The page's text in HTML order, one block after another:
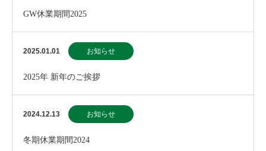
GW休業期間2025
2025.01.01 お知らせ
2025年 新年のご挨拶
2024.12.13 お知らせ
冬期休業期間2024